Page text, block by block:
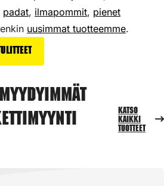
padat, ilmapommit, pienet
uusimmat tuotteemme.
Katso
kaikki
tuotteet